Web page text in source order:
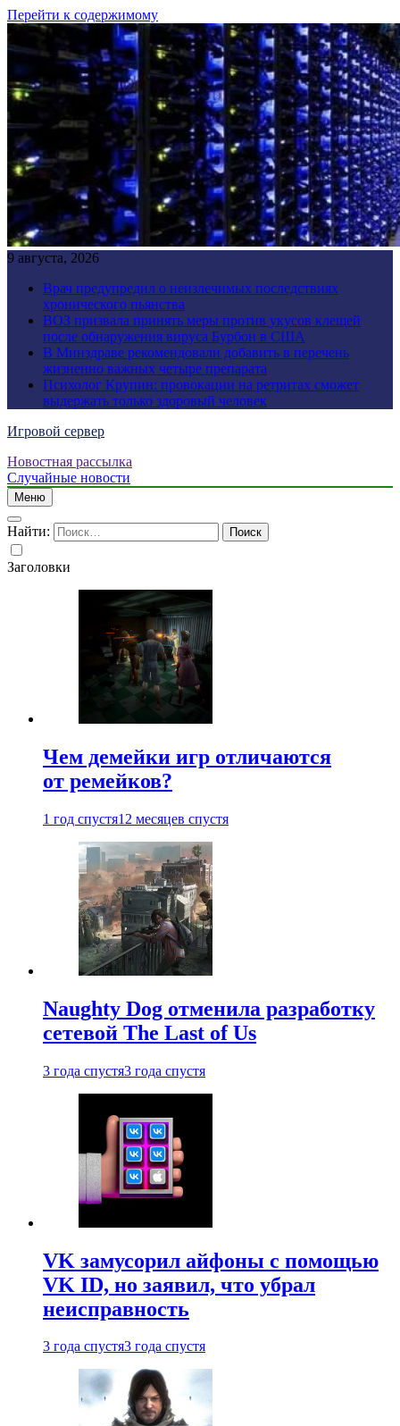
Перейти к содержимому
9 августа, 2026
Врач предупредил о неизлечимых последствиях
хронического пьянства
ВОЗ призвала принять меры против укусов клещей
после обнаружения вируса Бурбон в США
В Минздраве рекомендовали добавить в перечень
жизненно важных четыре препарата
Психолог Крупин: провокации на ретритах сможет
выдержать только здоровый человек
Игровой сервер
Новостная рассылка
Случайные новости
Меню
Найти:
Заголовки
Чем демейки игр отличаются
от ремейков?
1 год спустя12 месяцев спустя
Naughty Dog отменила разработку
сетевой The Last of Us
3 года спустя3 года спустя
VK замусорил айфоны с помощью
VK ID, но заявил, что убрал
неисправность
3 года спустя3 года спустя